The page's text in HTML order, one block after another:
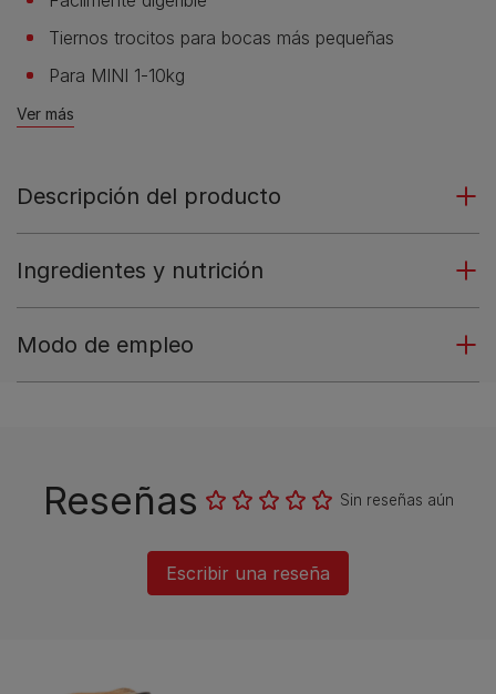
Tiernos trocitos para bocas más pequeñas
Para MINI 1-10kg
Ver más
Descripción del producto
Ingredientes y nutrición
Modo de empleo
Reseñas Sin reseñas aún
Escribir una reseña